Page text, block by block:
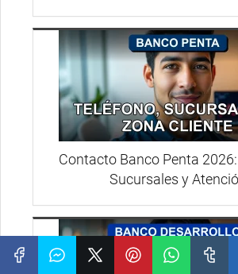
Contacto Banco Penta
Sucursales y